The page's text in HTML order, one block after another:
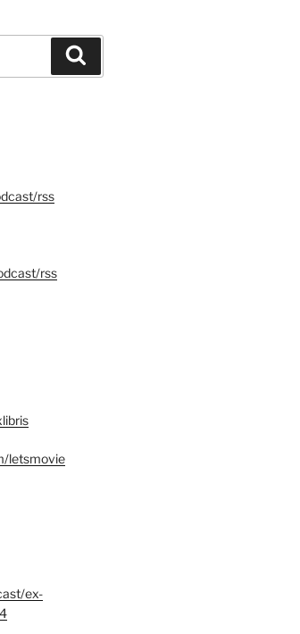
rss
rss
letsmovie
ex-